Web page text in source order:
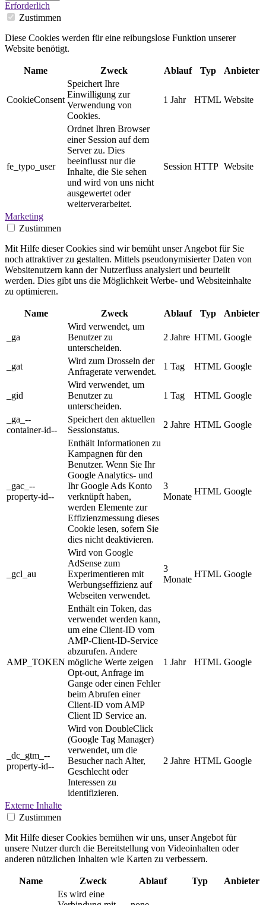
Erforderlich
Zustimmen
Diese Cookies werden für eine reibungslose Funktion unserer
Website benötigt.
Name Zweck Ablauf Typ Anbieter
CookieConsent
Speichert Ihre
Einwilligung zur
Verwendung von
Cookies.
1 Jahr HTML Website
fe_typo_user
Ordnet Ihren Browser
einer Session auf dem
Server zu. Dies
beeinflusst nur die
Inhalte, die Sie sehen
und wird von uns nicht
ausgewertet oder
weiterverarbeitet.
Session HTTP Website
Marketing
Zustimmen
Mit Hilfe dieser Cookies sind wir bemüht unser Angebot für Sie
noch attraktiver zu gestalten. Mittels pseudonymisierter Daten von
Websitenutzern kann der Nutzerfluss analysiert und beurteilt
werden. Dies gibt uns die Möglichkeit Werbe- und Websiteinhalte
zu optimieren.
Name Zweck Ablauf Typ Anbieter
_ga
Wird verwendet, um
Benutzer zu
unterscheiden.
2 Jahre HTML Google
_gat
Wird zum Drosseln der
Anfragerate verwendet.
1 Tag HTML Google
_gid
Wird verwendet, um
Benutzer zu
unterscheiden.
1 Tag HTML Google
_ga_--
container-id--
Speichert den aktuellen
Sessionstatus.
2 Jahre HTML Google
_gac_--
property-id--
Enthält Informationen zu
Kampagnen für den
Benutzer. Wenn Sie Ihr
Google Analytics- und
Ihr Google Ads Konto
verknüpft haben,
werden Elemente zur
Effizienzmessung dieses
Cookie lesen, sofern Sie
dies nicht deaktivieren.
3
Monate
HTML Google
_gcl_au
Wird von Google
AdSense zum
Experimentieren mit
Werbungseffizienz auf
Webseiten verwendet.
3
Monate
HTML Google
AMP_TOKEN
Enthält ein Token, das
verwendet werden kann,
um eine Client-ID vom
AMP-Client-ID-Service
abzurufen. Andere
mögliche Werte zeigen
Opt-out, Anfrage im
Gange oder einen Fehler
beim Abrufen einer
Client-ID vom AMP
Client ID Service an.
1 Jahr HTML Google
_dc_gtm_--
property-id--
Wird von DoubleClick
(Google Tag Manager)
verwendet, um die
Besucher nach Alter,
Geschlecht oder
Interessen zu
identifizieren.
2 Jahre HTML Google
Externe Inhalte
Zustimmen
Mit Hilfe dieser Cookies bemühen wir uns, unser Angebot für
unsere Nutzer durch die Bereitstellung von Videoinhalten oder
anderen nützlichen Inhalten wie Karten zu verbessern.
Name Zweck Ablauf Typ
Anbieter
Es wird eine